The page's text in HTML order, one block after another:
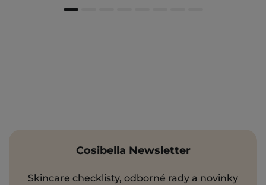
Cosibella Newsletter
Skincare checklisty, odborné rady a novinky